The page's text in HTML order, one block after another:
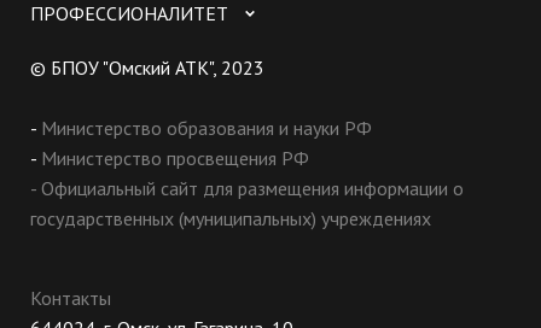
ПРОФЕССИОНАЛИТЕТ
© БПОУ "Омский АТК", 2023
- Министерство образования и науки РФ
- Министерство просвещения РФ
- Официальный сайт для размещения информации о
государственных (муниципальных) учреждениях
Контакты